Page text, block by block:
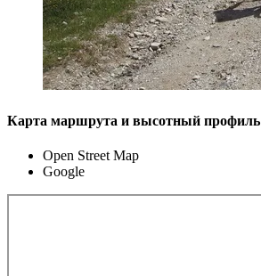
Карта маршрута и высотный профиль
Open Street Map
Google